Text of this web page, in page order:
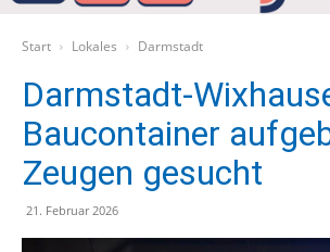
Verlag
Start Lokales Darmstadt
Darmstadt-
Baucontainer
Zeugen gesucht
21. Februar 2026